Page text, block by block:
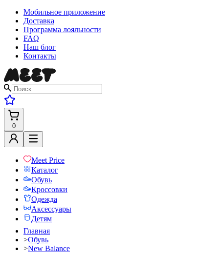
Мобильное приложение
Доставка
Программа лояльности
FAQ
Наш блог
Контакты
0
Meet Price
Каталог
Обувь
Кроссовки
Одежда
Аксессуары
Детям
Главная
>Обувь
>New Balance